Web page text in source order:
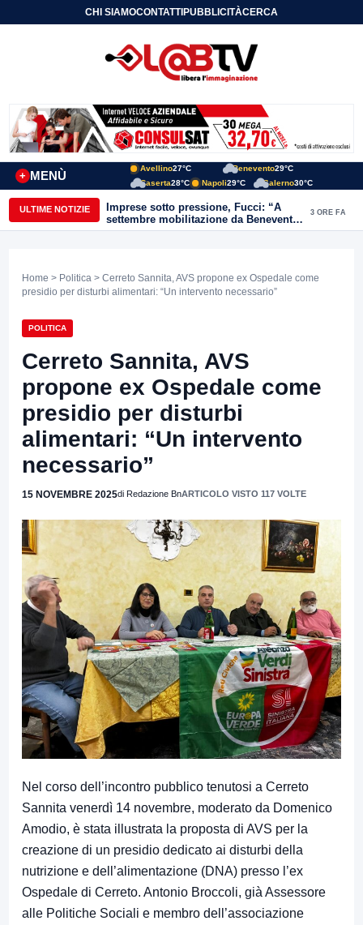
CHI SIAMOCONTATTIPUBBLICITÀCERCA
MENÙ
+
Avellino27°C Benevento29°C
Caserta28°C Napoli29°C Salerno30°C
ULTIME NOTIZIE
Imprese sotto pressione, Fucci: “A
settembre mobilitazione da Benevento
e Avellino”
3 ORE FA
Home > Politica > Cerreto Sannita, AVS propone ex Ospedale come
presidio per disturbi alimentari: “Un intervento necessario”
POLITICA
Cerreto Sannita, AVS
propone ex Ospedale come
presidio per disturbi
alimentari: “Un intervento
necessario”
15 NOVEMBRE 2025di Redazione BnARTICOLO VISTO 117 VOLTE
Nel corso dell’incontro pubblico tenutosi a Cerreto
Sannita venerdì 14 novembre, moderato da Domenico
Amodio, è stata illustrata la proposta di AVS per la
creazione di un presidio dedicato ai disturbi della
nutrizione e dell’alimentazione (DNA) presso l’ex
Ospedale di Cerreto. Antonio Broccoli, già Assessore
alle Politiche Sociali e membro dell’associazione